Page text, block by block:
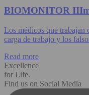
BIOMONITOR
Los médicos que trabajan
carga de trabajo y los
Read more
Excellence
for Life.
Find us on Social Media